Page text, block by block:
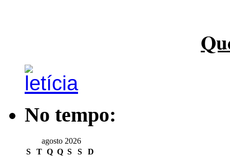
No tempo:
agosto 2026
S
T Q Q S S D